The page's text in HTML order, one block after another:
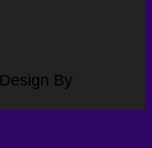
Design By